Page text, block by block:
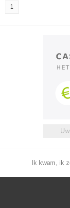
1
Ik kwam, ik